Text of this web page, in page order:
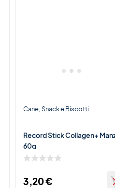
Cane Snack e Biscotti
Record Stick Collagen+
60g
3,20€